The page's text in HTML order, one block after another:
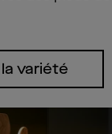
variété